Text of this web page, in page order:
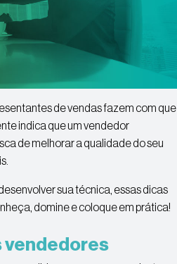
de vendas fazem com que
indica que um vendedor
de melhorar a qualidade do seu
sua técnica, essas dicas
domine e coloque em prática!
vendedores